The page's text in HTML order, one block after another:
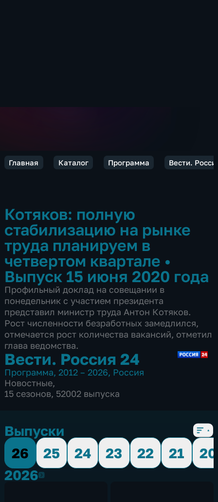
Главная Каталог Программа Вести.
Котяков: полную
стабилизацию на рынке
труда планируем в
четвертом квартале •
Выпуск 15 июня 2020 года
Профильный доклад на совещании в
понедельник с участием президента
представил министр труда Антон Котяков.
Рост численности безработных замедлился,
отмечается рост количества вакансий, отметил
глава ведомства.
Вести. Россия 24
Программа, 2012 – 2026, Россия
Новостные,
15 сезонов, 52002 выпуска
Выпуски
26
25 24 23 22 21
20
20262026